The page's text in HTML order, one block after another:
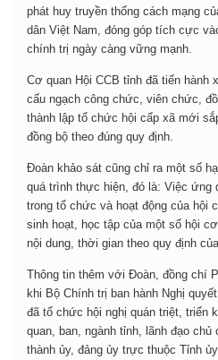
phát huy truyền thống cách mạng
dân Việt Nam, đóng góp tích cực
chính trị ngày càng vững mạnh.
Cơ quan Hội CCB tỉnh đã tiến
cấu ngạch công chức, viên chức,
thành lập tổ chức hội cấp xã mới
đồng bộ theo đúng quy định.
Đoàn khảo sát cũng chỉ ra một số
quá trình thực hiện, đó là: Việc ứng
trong tổ chức và hoạt động của hội
sinh hoạt, học tập của một số hội
nội dung, thời gian theo quy định
Thông tin thêm với Đoàn, đồng chí
khi Bộ Chính trị ban hành Nghị
đã tổ chức hội nghị quán triệt, triển
quan, ban, ngành tỉnh, lãnh đạo chủ
thành ủy, đảng ủy trực thuộc Tỉnh